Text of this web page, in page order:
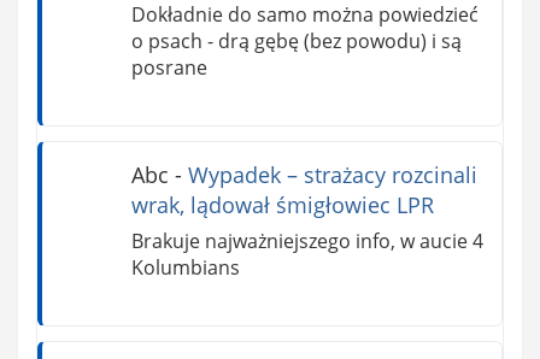
Dokładnie do samo można powiedzieć
o psach - drą gębę (bez powodu) i są
posrane
Abc - Wypadek – strażacy rozcinali
wrak, lądował śmigłowiec LPR
Brakuje najważniejszego info, w aucie 4
Kolumbians